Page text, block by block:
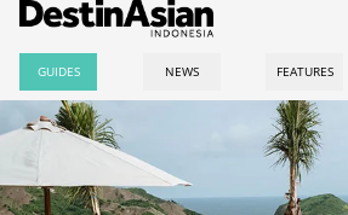
GUIDES NEWS FEATURES